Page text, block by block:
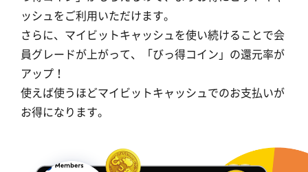
ッシュをご利用いただけます。
さらに、マイビットキャッシュを使い続けることで会
員グレードが上がって、「びっ得コイン」の還元率が
アップ！
使えば使うほどマイビットキャッシュでのお支払いが
お得になります。